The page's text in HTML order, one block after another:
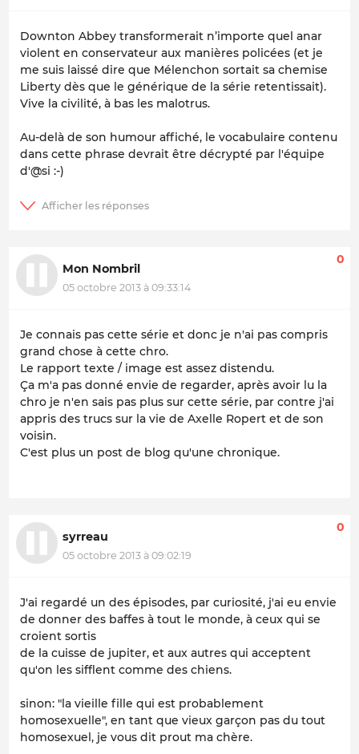
Downton Abbey transformerait n’importe quel anar
violent en conservateur aux manières policées (et je
me suis laissé dire que Mélenchon sortait sa chemise
Liberty dès que le générique de la série retentissait).
Vive la civilité, à bas les malotrus.
Au-delà de son humour affiché, le vocabulaire contenu
dans cette phrase devrait être décrypté par l'équipe
d'@si :-)
Mon Nombril
05 octobre 2013 à 09:33:14
0
Je connais pas cette série et donc je n'ai pas compris
grand chose à cette chro.
Le rapport texte / image est assez distendu.
Ça m'a pas donné envie de regarder, après avoir lu la
chro je n'en sais pas plus sur cette série, par contre j'ai
appris des trucs sur la vie de Axelle Ropert et de son
voisin.
C'est plus un post de blog qu'une chronique.
syrreau
05 octobre 2013 à 09:02:19
0
J'ai regardé un des épisodes, par curiosité, j'ai eu envie
de donner des baffes à tout le monde, à ceux qui se
croient sortis
de la cuisse de jupiter, et aux autres qui acceptent
qu'on les sifflent comme des chiens.
sinon: "la vieille fille qui est probablement
homosexuelle", en tant que vieux garçon pas du tout
homosexuel, je vous dit prout ma chère.